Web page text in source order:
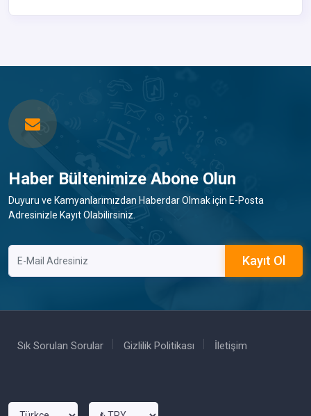
Haber Bültenimize Abone Olun
Duyuru ve Kamyanlarımızdan Haberdar Olmak için E-Posta
Adresinizle Kayıt Olabilirsiniz.
Kayıt Ol
Sık Sorulan Sorular Gizlilik Politikası İletişim